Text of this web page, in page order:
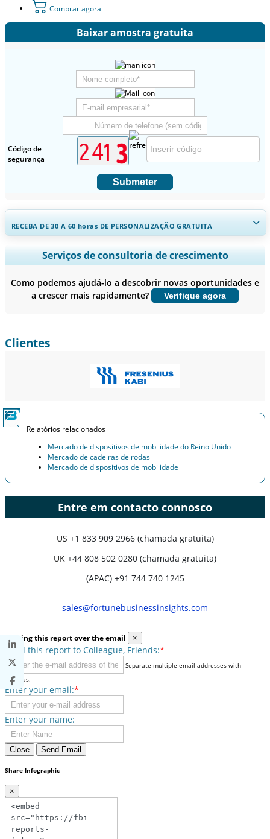
Comprar agora
Baixar amostra gratuita
Código de
segurança
Submeter
RECEBA DE 30 A 60 horas DE PERSONALIZAÇÃO GRATUITA
Ampliar a cobertura regional e por país, Análise de segmentos,
Perfis de empresas, Benchmarking competitivo, e insights sobre o
Personalizar agora
Serviços de consultoria de crescimento
Como podemos ajudá-lo a descobrir novas oportunidades e
a crescer mais rapidamente?
Verifique agora
Clientes
Relatórios relacionados
Mercado de dispositivos de mobilidade do Reino Unido
Mercado de cadeiras de rodas
Mercado de dispositivos de mobilidade
Entre em contacto connosco
US +1 833 909 2966 (chamada gratuita)
UK +44 808 502 0280 (chamada gratuita)
(APAC) +91 744 740 1245
sales@fortunebusinessinsights.com
Sharing this report over the email ×
Send this report to Colleague, Friends:*
Separate multiple email addresses with
commas.
Enter your email:*
Enter your name:
Close Send Email
Share Infographic
×